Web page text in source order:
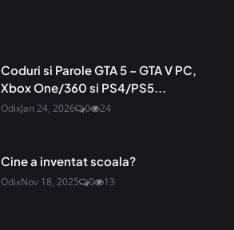
Coduri si Parole GTA 5 – GTA V PC,
Xbox One/360 si PS4/PS5...
OdixJan 24, 2026 0 24
Cine a inventat scoala?
OdixNov 18, 2025 0 13